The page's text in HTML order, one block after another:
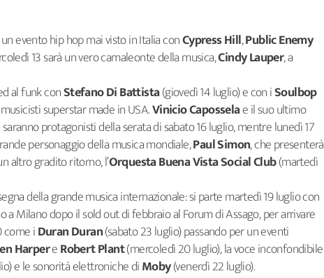
evento hip hop mai visto in Italia conCypress Hill,Public Enemy
13 sarà un vero camaleonte della musica,Cindy Lauper, a
al funk conStefano Di Battista(giovedì 14 luglio) e con iSoulbop
superstar made in USA.Vinicio Caposselae il suo ultimo
protagonisti della serata di sabato 16 luglio, mentre lunedì 17
personaggio della musica mondiale,Paul Simon, che presenterà
altro gradito ritorno, l’Orquesta Buena Vista Social Club(martedì
della grande musica internazionale: si parte martedì 19 luglio con
a Milano dopo il sold out di febbraio al Forum di Assago, per arrivare
come iDuranDuran(sabato 23 luglio) passando per un eventi
HarpereRobert Plant(mercoledì 20 luglio), la voce inconfondibile
e le sonorità elettroniche diMoby(venerdì 22 luglio).